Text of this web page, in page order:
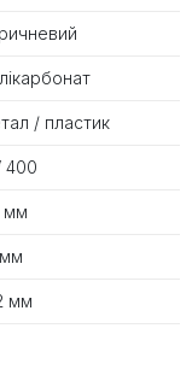
/ пластик
400
мм
мм